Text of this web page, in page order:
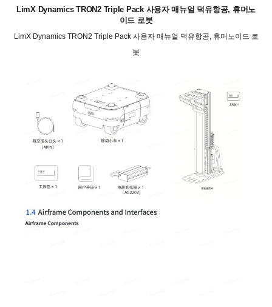
LimX Dynamics TRON2 Triple Pack 사용자 매뉴얼 덕유항공, 휴머노
이드 로봇
LimX Dynamics TRON2 Triple Pack 사용자 매뉴얼 덕유항공, 휴머노이드 로
봇